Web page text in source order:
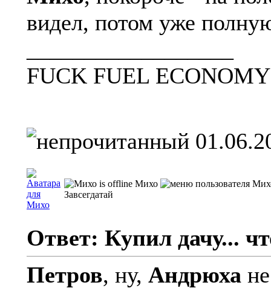
видел, потом уже
FUCK FUEL
Михо
Завсегдатай
Ответ: Купил дачу...
Петров, ну, Андрюха